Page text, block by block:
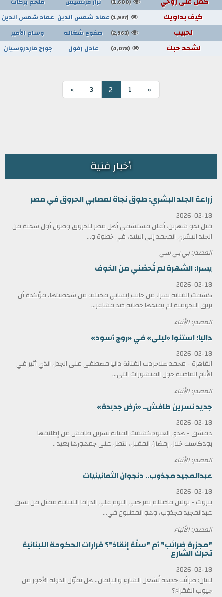
(1,600)
كيف بداويك (1,927) عماد شمس الدين عماد شمس الدين
لحبيب (2,963) صفوح شغاله وسام الأمير
لشحد حبك (4,078) عادل رفول جورج ماردروسيان
«
1
2
3
»
أخبار فنية
زراعة الجلد البشري: طوق نجاة لمصابي الحروق في مصر
2026-02-18
قبل نحو شهرين، أعلن مستشفى أهل مصر للحروق وصول أول شحنة من
الجلد البشري المجمد إلى البلاد، في خطوة و...
المصدر: بي بي سي
يسرا: الشهرة لم تُحصّني من الخوف
2026-02-18
كشفت الفنانة يسرا، عن جانب إنساني مختلف من شخصيتها، مؤكدة أن
بريق النجومية لم يمنحها حصانة ضد مشاعر...
المصدر: الأنباء
داليا: استنوا «ليلى» في «روج أسود»
2026-02-18
القاهرة - محمد صلاحردت الفنانة داليا مصطفى على الجدل الذي أثير في
الأيام الماضية حول المنشورات التي...
المصدر: الأنباء
جديد نسرين طافش.. «أرض جديدة»
2026-02-18
دمشق - هدى العبودكشفت الفنانة نسرين طافش عن إطلاقها
بودكاست خلال رمضان المقبل، لتطل على جمهورها بعيد...
المصدر: الأنباء
عبدالمجيد مجذوب.. دنجوان الثمانينيات
2026-02-18
بيروت - بولين فاضللم يمر حتى اليوم على الدراما اللبنانية ممثل من نسق
عبدالمجيد مجذوب، وهو المطبوع في...
المصدر: الأنباء
"مجزرة ضرائب" أم "سلّة إنقاذ"؟ قرارات الحكومة اللبنانية
تحرك الشارع
2026-02-18
لبنان: ضرائب جديدة تُشعل الشارع والبرلمان.. هل تموّل الدولة الأجور من
جيوب الفقراء؟